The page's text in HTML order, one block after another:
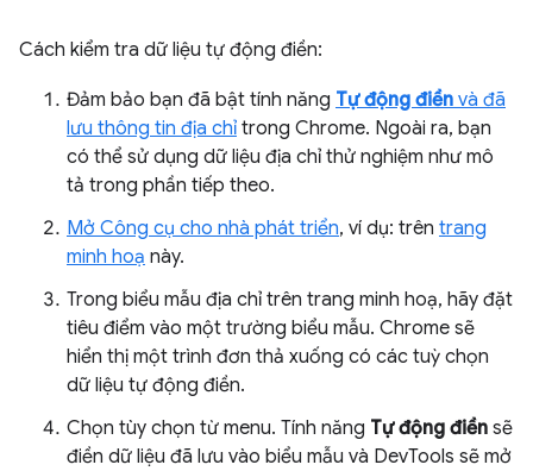
Cách kiểm tra dữ liệu tự động điền:
Đảm bảo bạn đã bật tính năng Tự động điền và đã
lưu thông tin địa chỉ trong Chrome. Ngoài ra, bạn
có thể sử dụng dữ liệu địa chỉ thử nghiệm như mô
tả trong phần tiếp theo.
Mở Công cụ cho nhà phát triển, ví dụ: trên trang
minh hoạ này.
Trong biểu mẫu địa chỉ trên trang minh hoạ, hãy đặt
tiêu điểm vào một trường biểu mẫu. Chrome sẽ
hiển thị một trình đơn thả xuống có các tuỳ chọn
dữ liệu tự động điền.
Chọn tùy chọn từ menu. Tính năng Tự động điền sẽ
điền dữ liệu đã lưu vào biểu mẫu và DevTools sẽ mở